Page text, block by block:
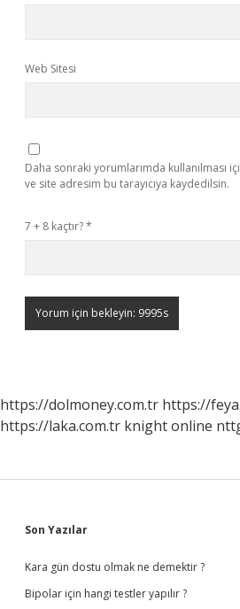
Web Sitesi
Daha sonraki yorumlarımda kullanılması
ve site adresim bu tarayıcıya kaydedilsin.
7 + 8 kaçtır?*
https://dolmoney.com.tr https://
https://laka.com.tr knight online
Sidebar
Son Yazılar
Kara gün dostu olmak ne demektir ?
Bipolar için hangi testler yapılır ?